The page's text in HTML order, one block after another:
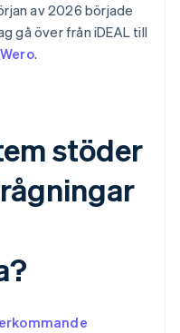
av 2026 började
gå över från iDEAL till
Wero.
stöder